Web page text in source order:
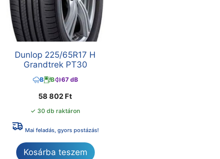
Dunlop 225/65R17 H
Grandtrek PT30
B B 67 dB
58 802 Ft
✓ 30 db raktáron
Mai feladás, gyors postázás!
Kosárba teszem